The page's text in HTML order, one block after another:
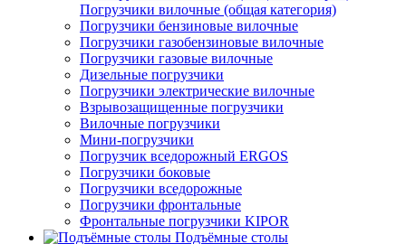
Погрузчики вилочные (общая категория)
Погрузчики бензиновые вилочные
Погрузчики газобензиновые вилочные
Погрузчики газовые вилочные
Дизельные погрузчики
Погрузчики электрические вилочные
Взрывозащищенные погрузчики
Вилочные погрузчики
Мини-погрузчики
Погрузчик вседорожный ERGOS
Погрузчики боковые
Погрузчики вседорожные
Погрузчики фронтальные
Фронтальные погрузчики KIPOR
Подъёмные столы